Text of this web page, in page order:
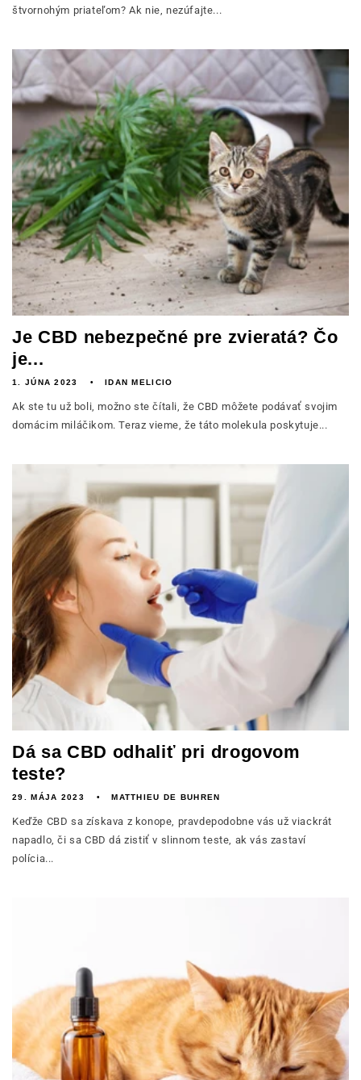
štvornohým priateľom? Ak nie, nezúfajte...
Je CBD nebezpečné pre zvieratá? Čo
je...
1. JÚNA 2023 IDAN MELICIO
Ak ste tu už boli, možno ste čítali, že CBD môžete podávať svojim
domácim miláčikom. Teraz vieme, že táto molekula poskytuje...
Dá sa CBD odhaliť pri drogovom
teste?
29. MÁJA 2023 MATTHIEU DE BUHREN
Keďže CBD sa získava z konope, pravdepodobne vás už viackrát
napadlo, či sa CBD dá zistiť v slinnom teste, ak vás zastaví
polícia...